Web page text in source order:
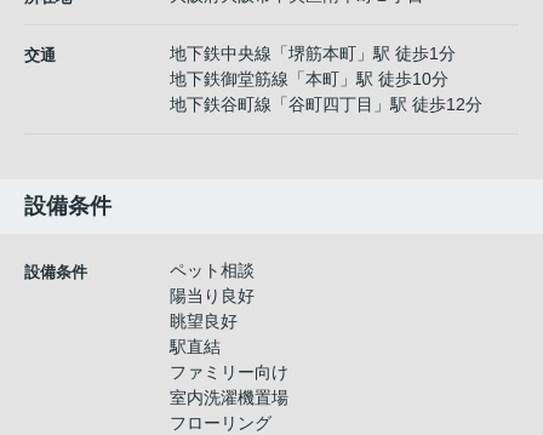
交通 地下鉄中央線 「堺筋本町 」駅 徒歩1分
地下鉄御堂筋線 「本町 」駅 徒歩10分
地下鉄谷町線 「谷町四丁目 」駅 徒歩12分
設備条件
設備条件
ペット相談
陽当り良好
眺望良好
駅直結
ファミリー向け
室内洗濯機置場
フローリング